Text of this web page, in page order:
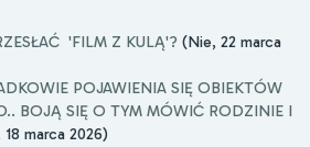
'FILM Z KULĄ'? (Nie, 22 marca
POJAWIENIA SIĘ OBIEKTÓW
BOJĄ SIĘ O TYM MÓWIĆ RODZINIE I
18 marca 2026)